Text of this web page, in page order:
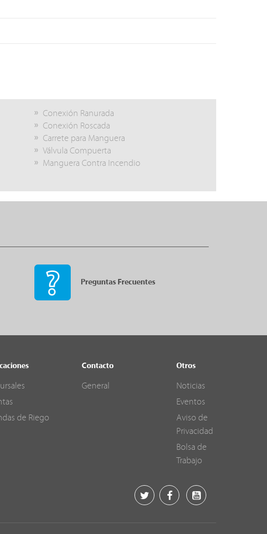
Conexión Ranurada
Conexión Roscada
Carrete para Manguera
Válvula Compuerta
Manguera Contra Incendio
Preguntas Frecuentes
de Riego
Contacto
General
Otros
Noticias
Eventos
Aviso de
Privacidad
Bolsa de
Trabajo